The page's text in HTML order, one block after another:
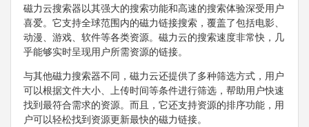
磁力云搜索器以其强大的搜索功能和高速的搜索体验深受用户
喜爱。它支持全球范围内的磁力链接搜索，覆盖了包括电影、
动漫、游戏、软件等各类资源。磁力云的搜索速度非常快，几
乎能够实时呈现用户所需资源的链接。
与其他磁力搜索器不同，磁力云还提供了多种筛选方式，用户
可以根据文件大小、上传时间等条件进行筛选，帮助用户快速
找到最符合需求的资源。而且，它还支持资源的排序功能，用
户可以轻松找到资源更新最快的磁力链接。